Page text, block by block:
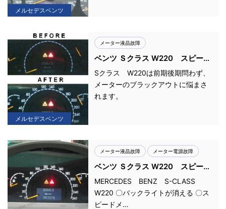
メルセデスベンツ
メルセデスベンツ
メーター液晶故障
ベンツ Ｓクラス W220 スピード
メーター ブラックアウト 不点
灯修理
Sクラス W220は前期後期問わず、
メーターのブラックアウトに悩まさ
れます。
メーター液晶故障 メーター電源故障
ベンツ Ｓクラス W220 スピード
メーター ブラックアウト 電源
故障
MERCEDES BENZ S-CLASS
W220 〇バックライトが消える 〇ス
ピードメ…